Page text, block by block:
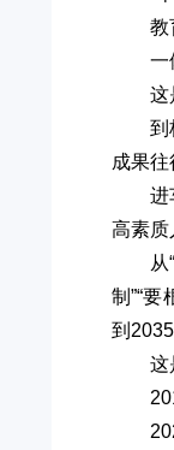
教
一
这
到
成果
进
高素质
制”“
到
这